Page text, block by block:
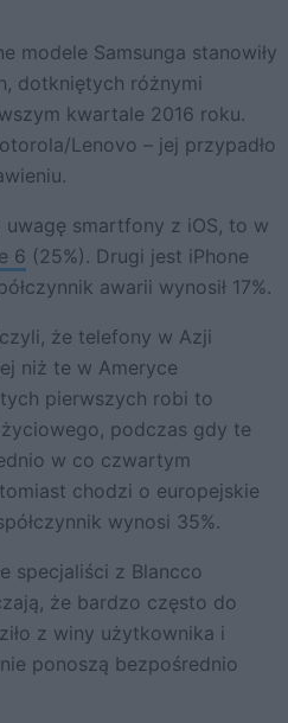
modele Samsunga stanowiły
dotkniętych różnymi
kwartale 2016 roku.
Lenovo – jej przypadło
smartfony z iOS, to w
6 (25%). Drugi jest iPhone
awarii wynosił 17%.
że telefony w Azji
niż te w Ameryce
tych pierwszych robi to
podczas gdy te
w co czwartym
chodzi o europejskie
wynosi 35%.
specjaliści z Blancco
że bardzo często do
z winy użytkownika i
ponoszą bezpośrednio